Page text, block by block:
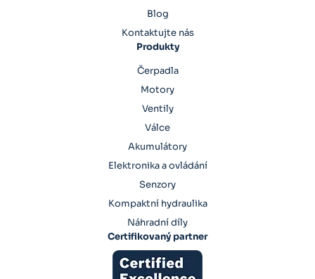
Blog
Kontaktujte nás
Produkty
Čerpadla
Motory
Ventily
Válce
Akumulátory
Elektronika a ovládání
Senzory
Kompaktní hydraulika
Náhradní díly
Certifikovaný partner